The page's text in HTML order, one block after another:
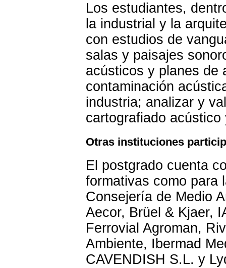
Los estudiantes,
la industrial y la
con estudios de
salas y paisajes
acústicos y planes de
contaminación
industria; analizar y
cartografiado
Otras instituciones
El postgrado cuenta
formativas como para
Consejería de Medio
Aecor, Brüel & Kjaer,
Ferrovial Agroman,
Ambiente, Ibermad
CAVENDISH S.L. y